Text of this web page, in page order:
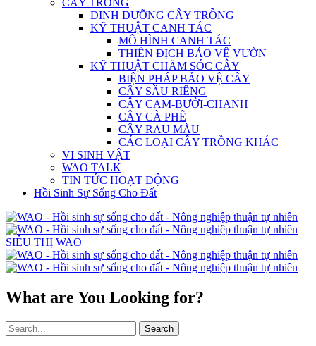
CÂY TRỒNG
DINH DƯỠNG CÂY TRỒNG
KỸ THUẬT CANH TÁC
MÔ HÌNH CANH TÁC
THIÊN ĐỊCH BẢO VỆ VƯỜN
KỸ THUẬT CHĂM SÓC CÂY
BIỆN PHÁP BẢO VỆ CÂY
CÂY SẦU RIÊNG
CÂY CAM-BƯỞI-CHANH
CÂY CÀ PHÊ
CÂY RAU MÀU
CÁC LOẠI CÂY TRỒNG KHÁC
VI SINH VẬT
WAO TALK
TIN TỨC HOẠT ĐỘNG
Hồi Sinh Sự Sống Cho Đất
SIÊU THỊ WAO
What are You Looking for?
Search